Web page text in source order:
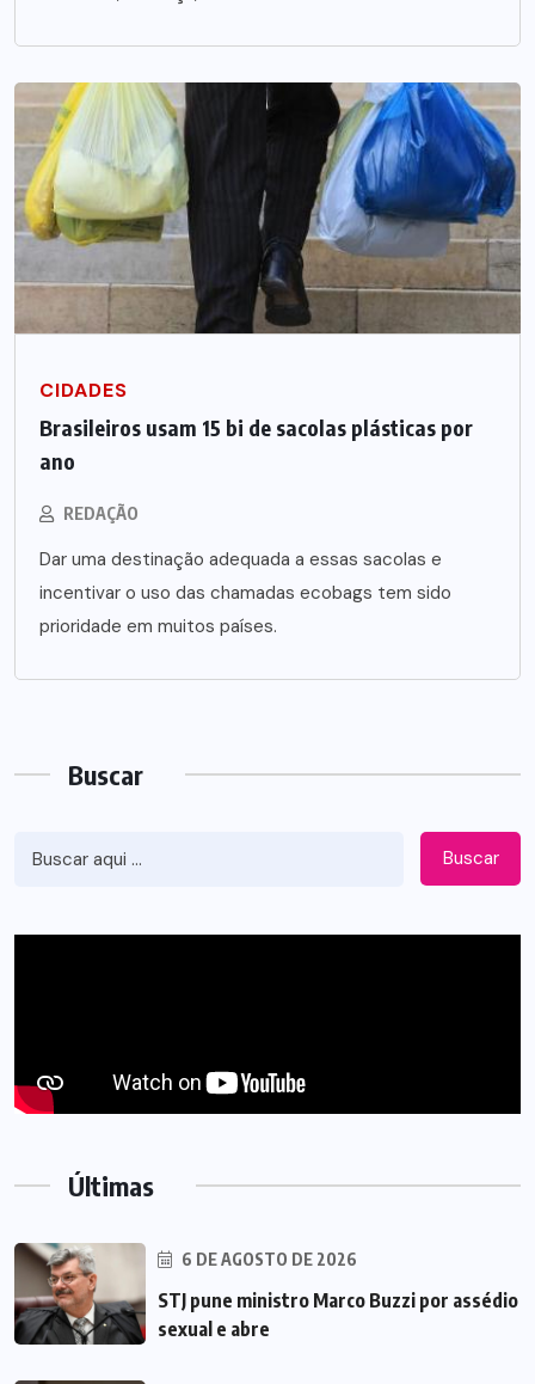
CIDADES
Brasileiros usam 15 bi de sacolas plásticas por
ano
REDAÇÃO
Dar uma destinação adequada a essas sacolas e
incentivar o uso das chamadas ecobags tem sido
prioridade em muitos países.
Buscar
Buscar
Últimas
6 DE AGOSTO DE 2026
STJ pune ministro Marco Buzzi por assédio
sexual e abre